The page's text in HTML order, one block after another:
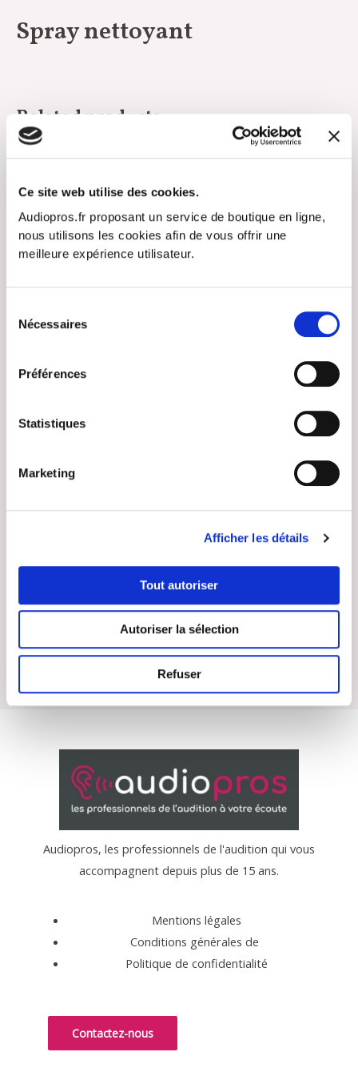
Ce site web utilise des cookies.
Audiopros.fr proposant un service de boutique en ligne,
nous utilisons les cookies afin de vous offrir une
meilleure expérience utilisateur.
Nécessaires
Préférences
Statistiques
Marketing
Afficher les détails
Tout autoriser
Autoriser la sélection
Refuser
Spray nettoyant
Related products
Read more
Capsule déshydratante
Comprimés effervescents
embouts auditifs
Read more
Produits de nettoyage
Bombe séchage et
dépoussiérage
Read more
Audiopros, les professionnels de l'audition qui vous
accompagnent depuis plus de 15 ans.
Mentions légales
Conditions générales de
Politique de confidentialité
Contactez-nous